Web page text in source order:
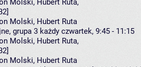
Molski, Hubert Ruta,
Molski, Hubert Ruta
grupa 3 każdy czwartek, 9:45 - 11:15
Molski, Hubert Ruta,
Molski, Hubert Ruta